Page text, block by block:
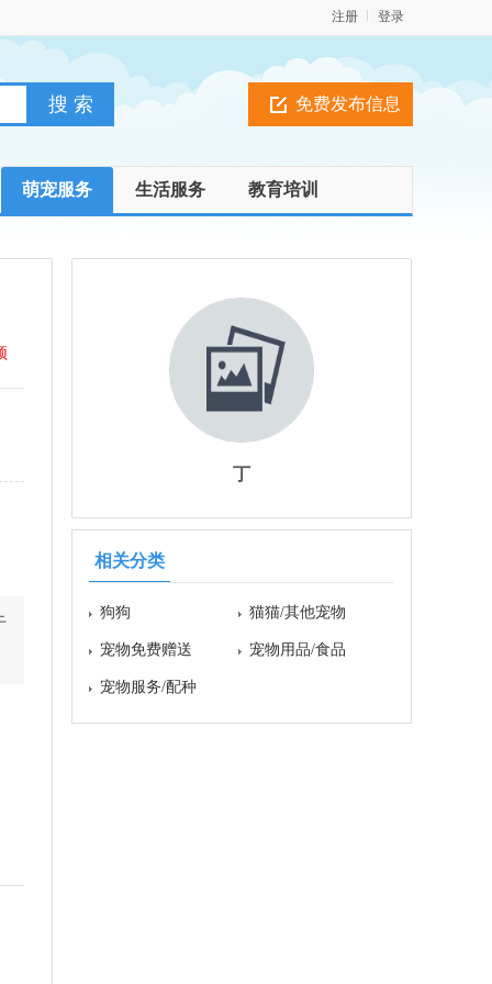
登录
注册
免费发布信息
萌宠服务 生活服务 教育培训
丁
相关分类
狗狗 猫猫/其他宠物
宠物免费赠送 宠物用品/食品
宠物服务/配种